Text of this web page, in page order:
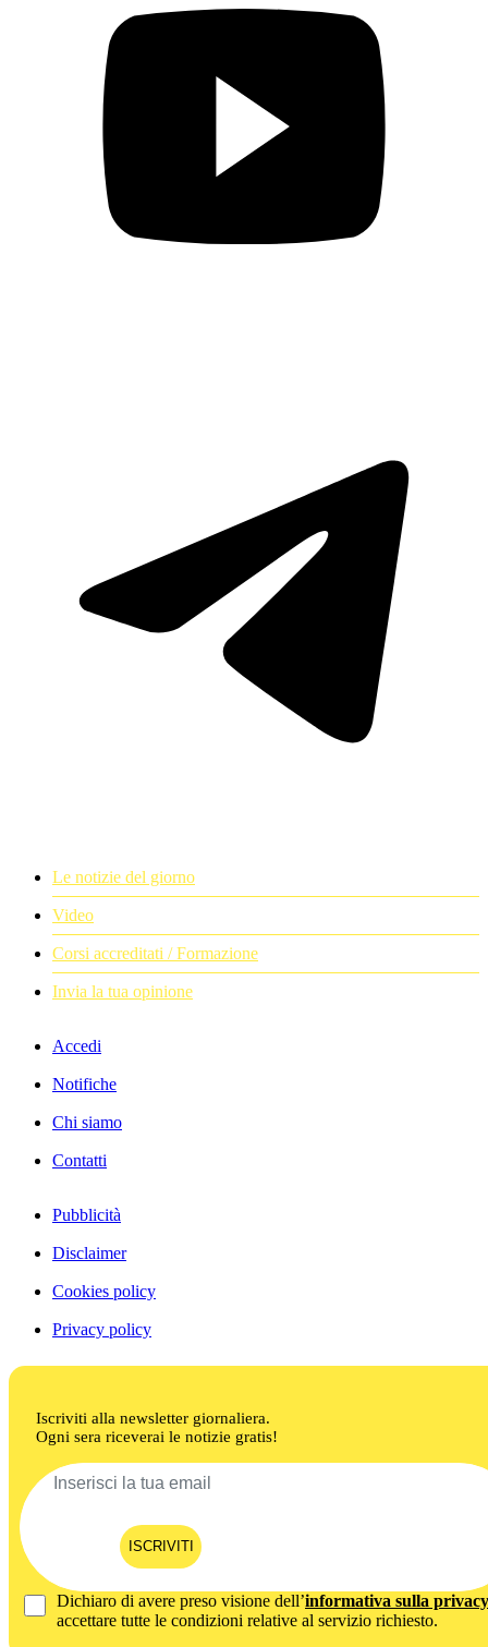
Le notizie del giorno
Video
Corsi accreditati / Formazione
Invia la tua opinione
Accedi
Notifiche
Chi siamo
Contatti
Pubblicità
Disclaimer
Cookies policy
Privacy policy
Iscriviti alla newsletter giornaliera.
Ogni sera riceverai le notizie gratis!
ISCRIVITI
Dichiaro di avere preso visione dell’informativa sulla privacy
accettare tutte le condizioni relative al servizio richiesto.